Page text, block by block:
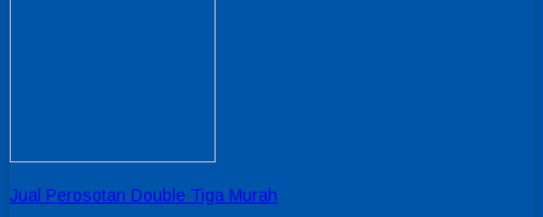
Jual Perosotan Double Tiga Murah